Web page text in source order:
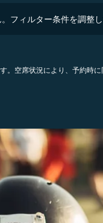
フィルター条件を調整し
空席状況により、予約時